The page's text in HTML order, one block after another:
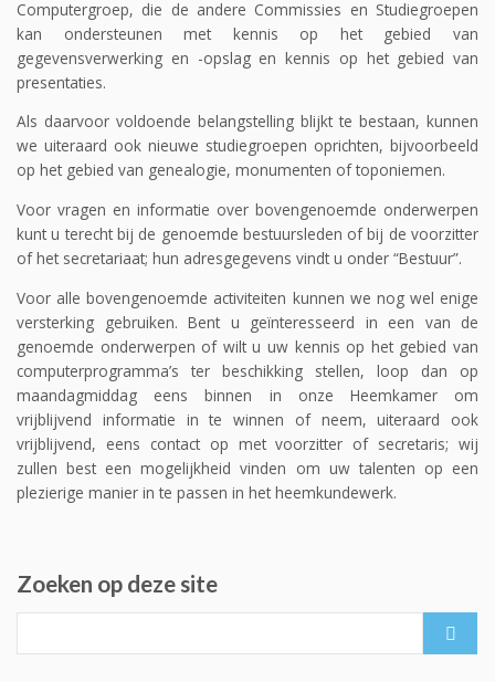
Computergroep, die de andere Commissies en Studiegroepen
kan ondersteunen met kennis op het gebied van
gegevensverwerking en -opslag en kennis op het gebied van
presentaties.
Als daarvoor voldoende belangstelling blijkt te bestaan, kunnen
we uiteraard ook nieuwe studiegroepen oprichten, bijvoorbeeld
op het gebied van genealogie, monumenten of toponiemen.
Voor vragen en informatie over bovengenoemde onderwerpen
kunt u terecht bij de genoemde bestuursleden of bij de voorzitter
of het secretariaat; hun adresgegevens vindt u onder “Bestuur”.
Voor alle bovengenoemde activiteiten kunnen we nog wel enige
versterking gebruiken. Bent u geïnteresseerd in een van de
genoemde onderwerpen of wilt u uw kennis op het gebied van
computerprogramma’s ter beschikking stellen, loop dan op
maandagmiddag eens binnen in onze Heemkamer om
vrijblijvend informatie in te winnen of neem, uiteraard ook
vrijblijvend, eens contact op met voorzitter of secretaris; wij
zullen best een mogelijkheid vinden om uw talenten op een
plezierige manier in te passen in het heemkundewerk.
Zoeken op deze site